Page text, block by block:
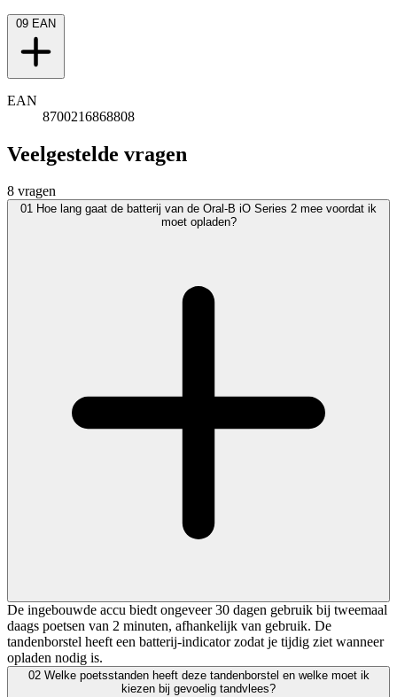
09 EAN
EAN
8700216868808
Veelgestelde vragen
8 vragen
01 Hoe lang gaat de batterij van de Oral-B iO Series 2 mee voordat ik
moet opladen?
De ingebouwde accu biedt ongeveer 30 dagen gebruik bij tweemaal
daags poetsen van 2 minuten, afhankelijk van gebruik. De
tandenborstel heeft een batterij-indicator zodat je tijdig ziet wanneer
opladen nodig is.
02 Welke poetsstanden heeft deze tandenborstel en welke moet ik
kiezen bij gevoelig tandvlees?